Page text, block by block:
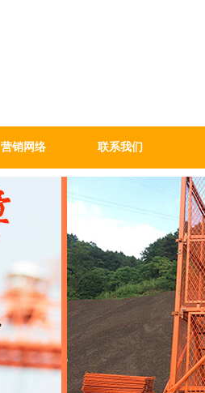
营销网络 联系我们